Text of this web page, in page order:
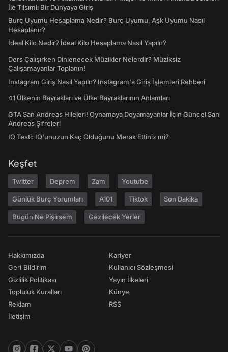
İle Tılsımlı Bir Dünyaya Giriş
Burç Uyumu Hesaplama Nedir? Burç Uyumu, Aşk Uyumu Nasıl
Hesaplanır?
İdeal Kilo Nedir? İdeal Kilo Hesaplama Nasıl Yapılır?
Ders Çalışırken Dinlenecek Müzikler Nelerdir? Müziksiz
Çalışamayanlar Toplanın!
Instagram Giriş Nasıl Yapılır? Instagram'a Giriş İşlemleri Rehberi
41 Ülkenin Bayrakları ve Ülke Bayraklarının Anlamları
GTA San Andreas Hileleri! Oynamaya Doyamayanlar İçin Güncel San
Andreas Şifreleri
IQ Testi: IQ'unuzun Kaç Olduğunu Merak Ettiniz mi?
Keşfet
Twitter Deprem Zam Youtube
Günlük Burç Yorumları A101 Tiktok Son Dakika
Bugün Ne Pişirsem Gezilecek Yerler
Hakkımızda
Geri Bildirim
Gizlilik Politikası
Topluluk Kuralları
Reklam
İletişim
Kariyer
Kullanıcı Sözleşmesi
Yayın İlkeleri
Künye
RSS